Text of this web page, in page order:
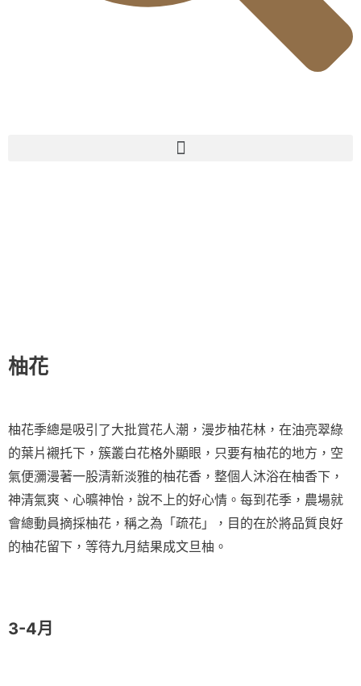
柚花
柚花季總是吸引了大批賞花人潮，漫步柚花林，在油亮翠綠
的葉片襯托下，簇叢白花格外顯眼，只要有柚花的地方，空
氣便瀰漫著一股清新淡雅的柚花香，整個人沐浴在柚香下，
神清氣爽、心曠神怡，說不上的好心情。每到花季，農場就
會總動員摘採柚花，稱之為「疏花」，目的在於將品質良好
的柚花留下，等待九月結果成文旦柚。
3-4月